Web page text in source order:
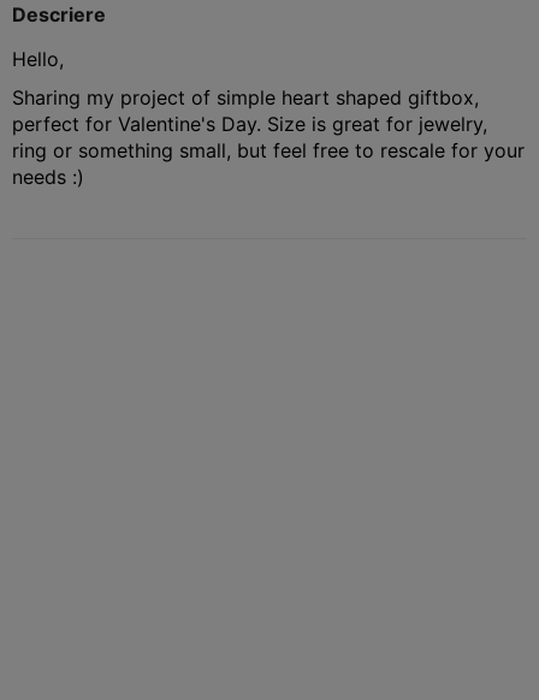
Descriere
Hello,
Sharing my project of simple heart shaped giftbox,
perfect for Valentine's Day. Size is great for jewelry,
ring or something small, but feel free to rescale for your
needs :)